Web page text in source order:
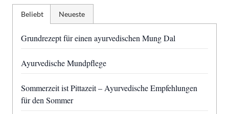
Beliebt
Grundrezept für einen ayurvedischen Mung Dal
Ayurvedische Mundpflege
Sommerzeit ist Pittazeit – Ayurvedische Empfehlungen
für den Sommer
Neueste